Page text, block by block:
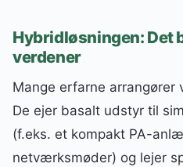
Hybridløsningen: Det
verdener
Mange erfarne
De ejer basalt udstyr til
(f.eks. et kompakt PA-
netværksmøder) og lejer